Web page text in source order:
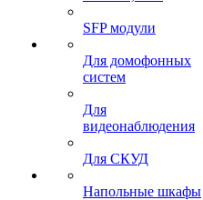
SFP модули
Для домофонных
систем
Для
видеонаблюдения
Для СКУД
Напольные шкафы